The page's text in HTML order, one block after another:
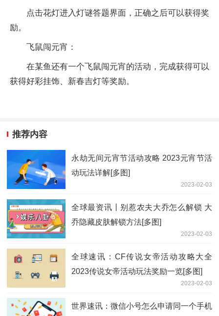
点击花灯进入灯谜答题界面，正确之后可以获得奖
励。
飞鼠闯元宵：
在某鱼还有一个飞鼠闯元宵的活动，完成获得可以
获得好彩挂饰、新春吉灯等奖励。
推荐内容
永劫无间元宵节活动攻略 2023元宵节活
动玩法详解[多图]
2023-02-03
全球最资讯丨别惹农夫大乔怎么解锁 大
乔隐藏皮肤解锁方法[多图]
2023-02-03
全球速讯：CF传说女帝活动攻略大全
2023传说女帝活动玩法奖励一览[多图]
2023-02-03
世界速讯：微信小号怎么申请同一个手机